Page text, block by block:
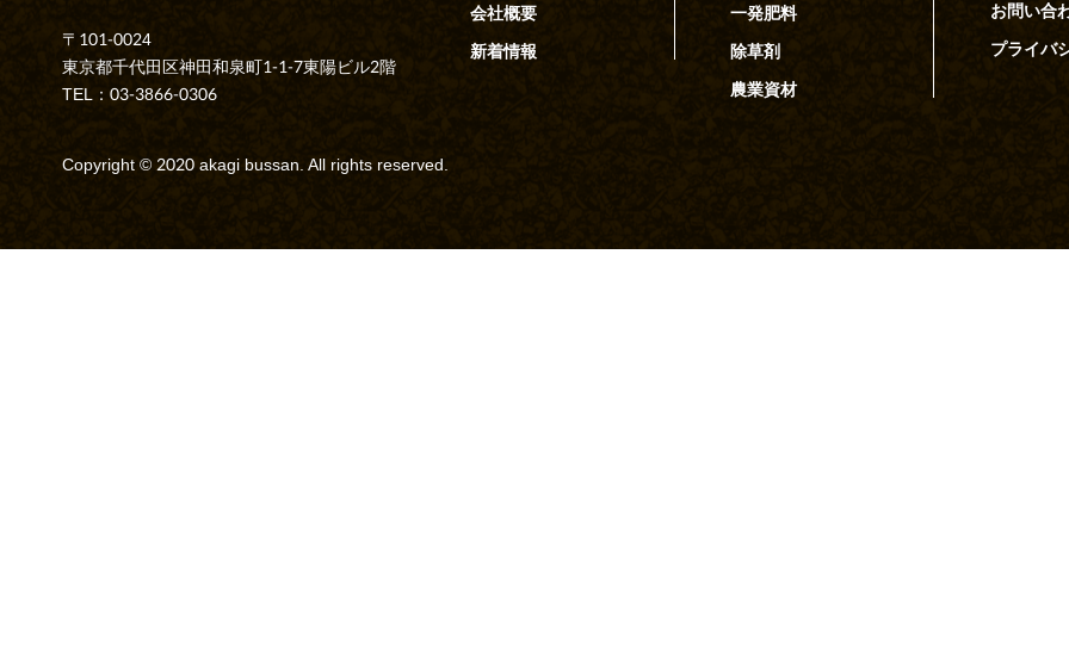
〒101-0024
東京都千代田区神田和泉町1-1-7東陽ビル2階
TEL：03-3866-0306
会社概要
新着情報
一発肥料
除草剤
農業資材
お問い合
プライバ
Copyright © 2020 akagi bussan. All rights reserved.